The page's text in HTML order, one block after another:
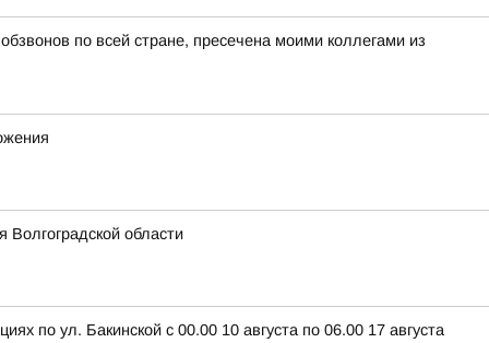
по всей стране, пресечена моими коллегами из
области
по ул. Бакинской с 00.00 10 августа по 06.00 17 августа